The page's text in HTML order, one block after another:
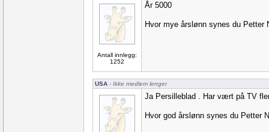
Antall innlegg:
1252
År 5000
Hvor mye årslønn synes du Petter
USA - Ikke medlem lenger
Ja Persilleblad . Har vært på TV
Hvor god årslønn synes du Petter